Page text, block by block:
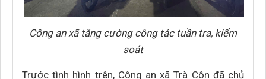
Công an xã tăng cường công tác tuần tra, kiểm
soát
Trước tình hình trên, Công an xã Trà Côn đã chủ